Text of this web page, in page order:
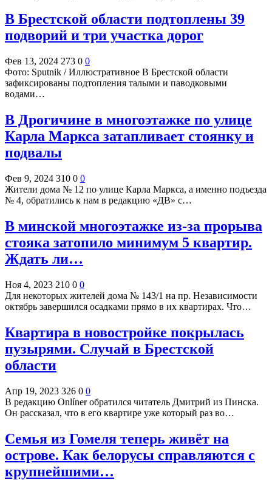
В Брестской области подтоплены 39
подворий и три участка дорог
Фев 13, 2024 273 0 0
Фото: Sputnik / Иллюстративное В Брестской области
зафиксированы подтопления талыми и паводковыми
водами…
В Дрогичине в многоэтажке по улице
Карла Маркса затапливает стоянку и
подвалы
Фев 9, 2024 310 0 0
Жители дома № 12 по улице Карла Маркса, а именно подъезда
№ 4, обратились к нам в редакцию «ДВ» с…
В минской многоэтажке из-за прорыва
стояка затопило минимум 5 квартир.
Ждать ли…
Ноя 4, 2023 210 0 0
Для некоторых жителей дома № 143/1 на пр. Независимости
октябрь завершился осадками прямо в их квартирах. Что…
Квартира в новостройке покрылась
пузырями. Случай в Брестской
области
Апр 19, 2023 326 0 0
В редакцию Onlíner обратился читатель Дмитрий из Пинска.
Он рассказал, что в его квартире уже который раз во…
Семья из Гомеля теперь живёт на
острове. Как белорусы справляются с
крупнейшими…